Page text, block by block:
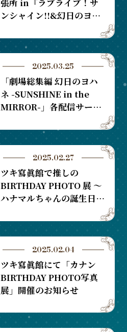
張所 in『ラブライブ！サ
ンシャイン!!&幻日のヨハ
開催決定 & 通販実施のお
知らせ
2025.03.25
「劇場総集編 幻日のヨハ
ネ -SUNSHINE in the
MIRROR-」各配信サービ
2025.02.27
ツキ寫眞館で推しの
BIRTHDAY PHOTO 展 〜
ハナマルちゃんの誕生日を
2025.02.04
ツキ寫眞館にて「カナン
BIRTHDAY PHOTO写真
展」開催のお知らせ